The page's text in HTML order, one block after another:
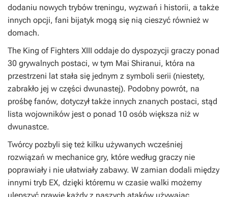
dodaniu nowych trybów treningu, wyzwań i historii, a także
innych opcji, fani bijatyk mogą się nią cieszyć również w
domach.
The King of Fighters XIII oddaje do dyspozycji graczy ponad
30 grywalnych postaci, w tym Mai Shiranui, która na
przestrzeni lat stała się jednym z symboli serii (niestety,
zabrakło jej w części dwunastej). Podobny powrót, na
prośbę fanów, dotyczył także innych znanych postaci, stąd
lista wojowników jest o ponad 10 osób większa niż w
dwunastce.
Twórcy pozbyli się też kilku używanych wcześniej
rozwiązań w mechanice gry, które według graczy nie
poprawiały i nie ułatwiały zabawy. W zamian dodali między
innymi tryb EX, dzięki któremu w czasie walki możemy